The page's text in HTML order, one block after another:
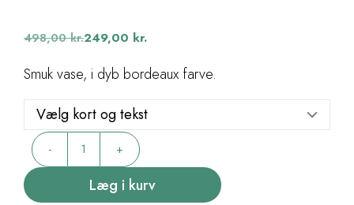
498,00kr.
oprindelige
var:
249,00 kr.
aktuelle
er:
Smuk vase, i dyb bordeaux farve.
-
Vase
+
Læg i kurv